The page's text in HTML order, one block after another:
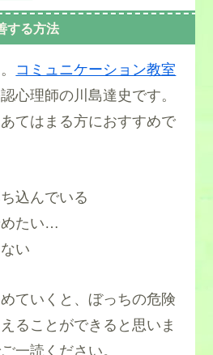
する方法
コミュニケーション教室
心理師の川島達史です。
てはまる方におすすめで
込んでいる
めたい…
い
ていくと、ぼっちの危険
ることができると思いま
一読ください。